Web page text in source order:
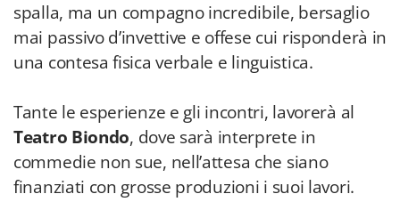
spalla, ma un compagno incredibile, bersaglio
mai passivo d’invettive e offese cui risponderà in
una contesa fisica verbale e linguistica.
Tante le esperienze e gli incontri, lavorerà al
Teatro Biondo, dove sarà interprete in
commedie non sue, nell’attesa che siano
finanziati con grosse produzioni i suoi lavori.